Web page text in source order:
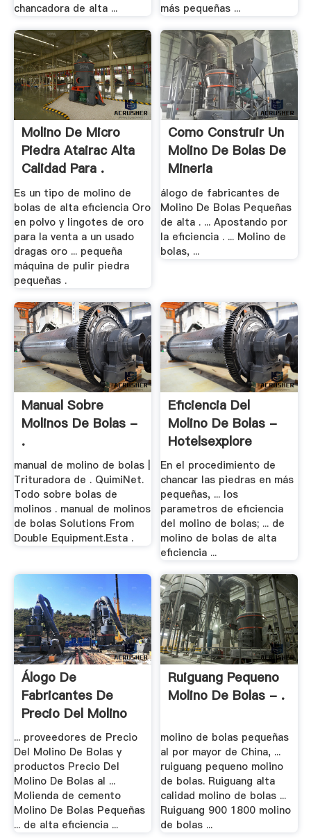
chancadora de alta ...
más pequeñas ...
Molino De Micro
Piedra Atairac Alta
Calidad Para .
Es un tipo de molino de
bolas de alta eficiencia Oro
en polvo y lingotes de oro
para la venta a un usado
dragas oro ... pequeña
máquina de pulir piedra
pequeñas .
Como Construir Un
Molino De Bolas De
Mineria
álogo de fabricantes de
Molino De Bolas Pequeñas
de alta . ... Apostando por
la eficiencia . ... Molino de
bolas, ...
Manual Sobre
Molinos De Bolas -
.
manual de molino de bolas |
Trituradora de . QuimiNet.
Todo sobre bolas de
molinos . manual de molinos
de bolas Solutions From
Double Equipment.Esta .
Eficiencia Del
Molino De Bolas -
Hotelsexplore
En el procedimiento de
chancar las piedras en más
pequeñas, ... los
parametros de eficiencia
del molino de bolas; ... de
molino de bolas de alta
eficiencia ...
Álogo De
Fabricantes De
Precio Del Molino
De .
... proveedores de Precio
Del Molino De Bolas y
productos Precio Del
Molino De Bolas al ...
Molienda de cemento
Molino De Bolas Pequeñas
... de alta eficiencia ...
Ruiguang Pequeno
Molino De Bolas - .
molino de bolas pequeñas
al por mayor de China, ...
ruiguang pequeno molino
de bolas. Ruiguang alta
calidad molino de bolas ...
Ruiguang 900 1800 molino
de bolas ...